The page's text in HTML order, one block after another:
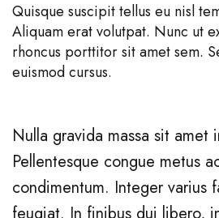
Quisque suscipit tellus eu nisl
Aliquam erat volutpat. Nunc ut
rhoncus porttitor sit amet sem.
euismod cursus.
Nulla gravida massa sit
Pellentesque congue metus
condimentum. Integer varius